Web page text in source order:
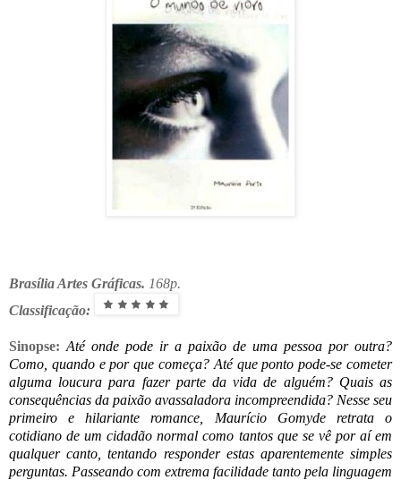
Brasília Artes Gráficas. 168p.
Classificação:
Sinopse: Até onde pode ir a paixão de uma pessoa por outra?
Como, quando e por que começa? Até que ponto pode-se cometer
alguma loucura para fazer parte da vida de alguém? Quais as
consequências da paixão avassaladora incompreendida? Nesse seu
primeiro e hilariante romance, Maurício Gomyde retrata o
cotidiano de um cidadão normal como tantos que se vê por aí em
qualquer canto, tentando responder estas aparentemente simples
perguntas. Passeando com extrema facilidade tanto pela linguagem